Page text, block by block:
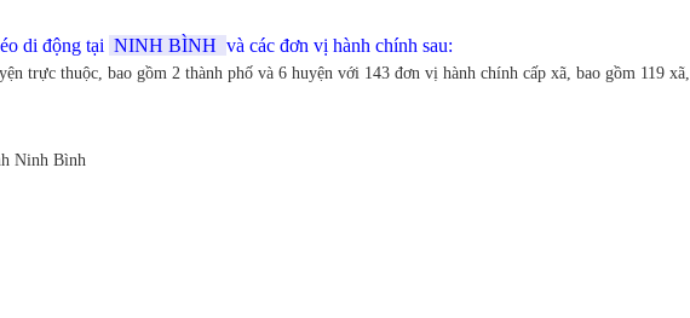
di động tại NINH BÌNH và các đơn vị hành chính sau:
trực thuộc, bao gồm 2 thành phố và 6 huyện với 143 đơn vị hành chính cấp xã, bao gồm 119 xã,
Ninh Bình